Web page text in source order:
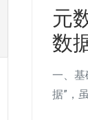
元
数
一、基
据”，